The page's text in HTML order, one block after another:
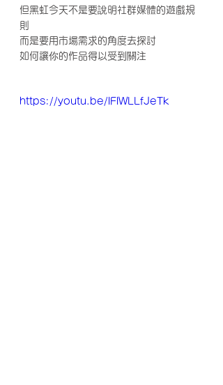
但黑虹今天不是要說明社群媒體的遊戲規
則
而是要用市場需求的角度去探討
如何讓你的作品得以受到關注
https://youtu.be/lFlWLLfJeTk